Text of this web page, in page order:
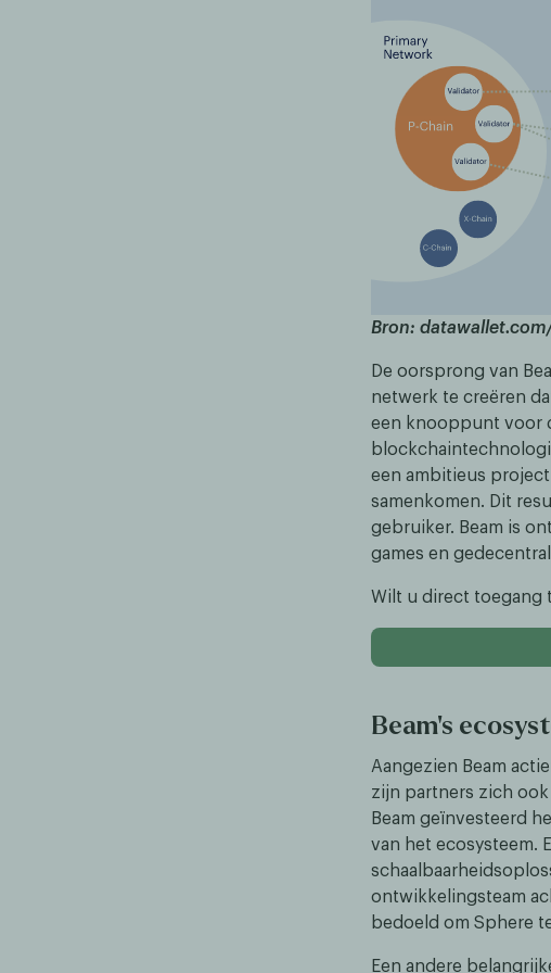
Bron:
De oorsprong van
netwerk te creëren
een knooppunt voor
een ambitieus
samenkomen. Dit
gebruiker. Beam is
games en
Wilt u direct toegang
Beam's
Aangezien Beam
zijn partners zich
Beam geïnvesteerd
van het ecosysteem.
ontwikkelingsteam
bedoeld om Sphere
Een andere